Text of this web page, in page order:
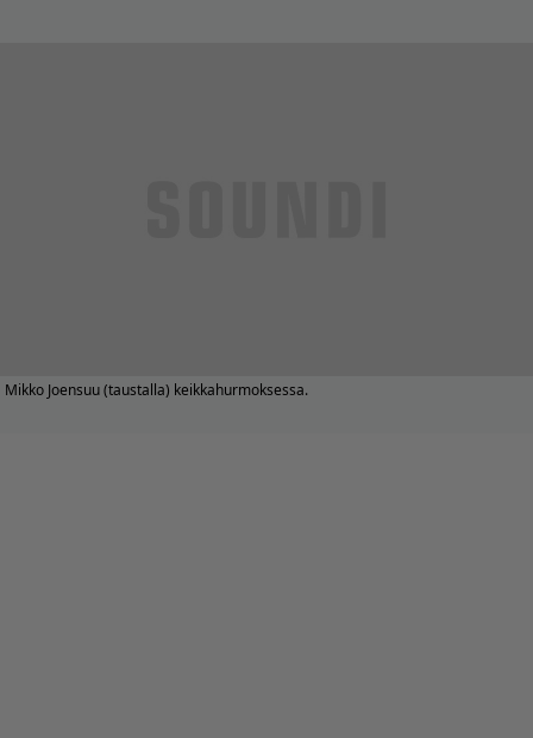
Mikko Joensuu (taustalla) keikkahurmoksessa.